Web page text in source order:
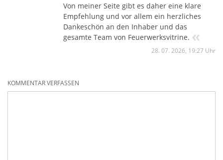
Von meiner Seite gibt es daher eine klare
Empfehlung und vor allem ein herzliches
Dankeschön an den Inhaber und das
gesamte Team von Feuerwerksvitrine. «
28. 07. 2026, 19:27 Uhr
KOMMENTAR VERFASSEN